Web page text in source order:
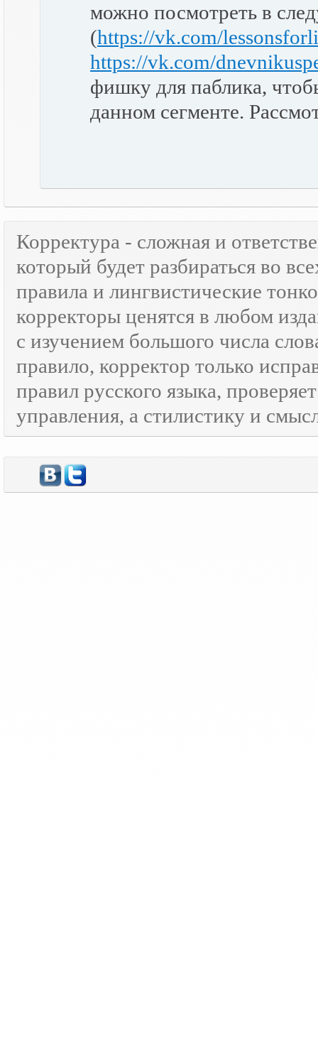
можно посмотреть в
(https://vk.com/
https://vk.com/
фишку для паблика,
данном сегменте.
Корректура - сложная и
который будет разбираться во
правила и лингвистические
корректоры ценятся в любом
с изучением большого числа
правило, корректор только
правил русского языка,
управления, а стилистику и